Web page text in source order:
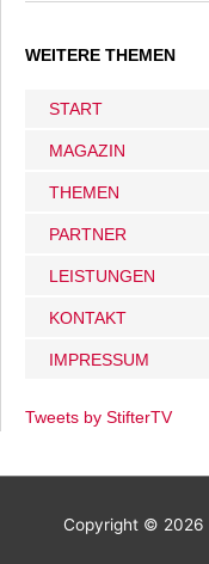
WEITERE THEMEN
START
MAGAZIN
THEMEN
PARTNER
LEISTUNGEN
KONTAKT
IMPRESSUM
Tweets by StifterTV
Copyright © 2026